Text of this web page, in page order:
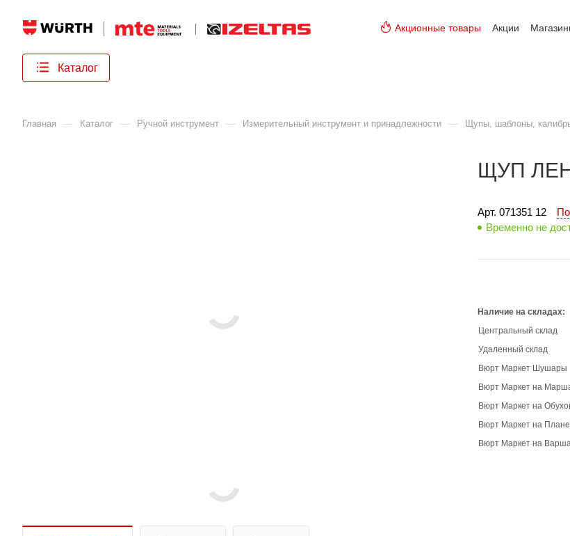
Акционные товары Акции
Каталог
Главная
— Каталог — Ручной инструмент — Измерительный инструмент и принадлежности — Щупы, шаблоны,
ЩУП
Арт. 071351 12
Временно не
Наличие на складах:
Центральный склад
Удаленный склад
Вюрт Маркет Шушары
Вюрт Маркет на
Вюрт Маркет на
Вюрт Маркет на
Вюрт Маркет на